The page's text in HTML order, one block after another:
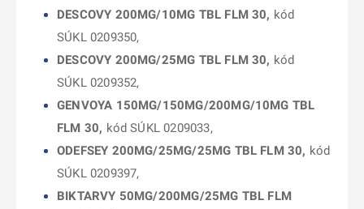
DESCOVY 200MG/10MG TBL FLM 30, kód
SÚKL 0209350,
DESCOVY 200MG/25MG TBL FLM 30, kód
SÚKL 0209352,
GENVOYA 150MG/150MG/200MG/10MG TBL
FLM 30, kód SÚKL 0209033,
ODEFSEY 200MG/25MG/25MG TBL FLM 30, kód
SÚKL 0209397,
BIKTARVY 50MG/200MG/25MG TBL FLM